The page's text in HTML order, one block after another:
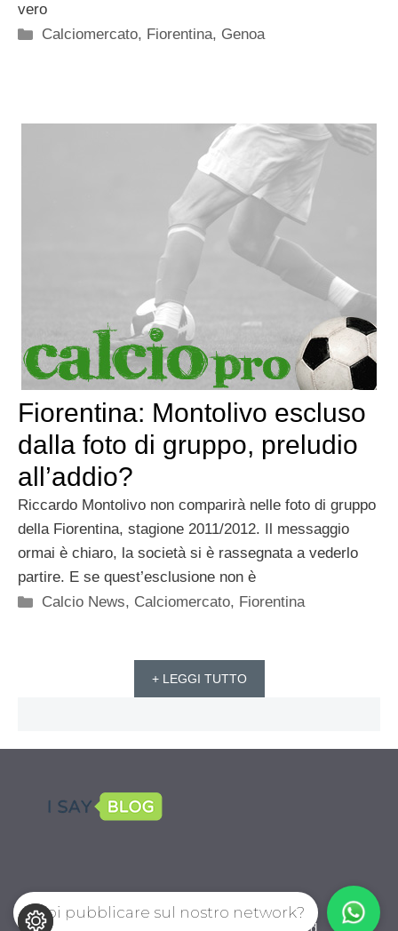
vero
Categorie
Calciomercato, Fiorentina, Genoa
Fiorentina: Montolivo escluso
dalla foto di gruppo, preludio
all’addio?
Riccardo Montolivo non comparirà nelle foto di gruppo
della Fiorentina, stagione 2011/2012. Il messaggio
ormai è chiaro, la società si è rassegnata a vederlo
partire. E se quest’esclusione non è
Categorie
Calcio News, Calciomercato, Fiorentina
+ LEGGI TUTTO
Vuoi pubblicare sul nostro network?